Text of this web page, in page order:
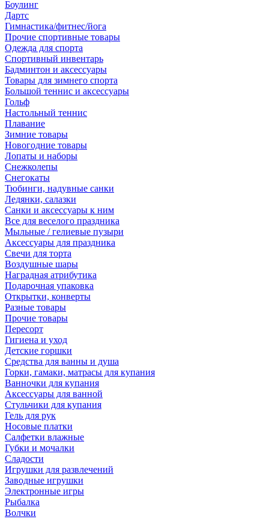
Боулинг
Дартс
Гимнастика/фитнес/йога
Прочие спортивные товары
Одежда для спорта
Спортивный инвентарь
Бадминтон и аксессуары
Товары для зимнего спорта
Большой теннис и аксессуары
Гольф
Настольный теннис
Плавание
Зимние товары
Новогодние товары
Лопаты и наборы
Снежколепы
Снегокаты
Тюбинги, надувные санки
Ледянки, салазки
Санки и аксессуары к ним
Все для веселого праздника
Мыльные / гелиевые пузыри
Аксессуары для праздника
Свечи для торта
Воздушные шары
Наградная атрибутика
Подарочная упаковка
Открытки, конверты
Разные товары
Прочие товары
Пересорт
Гигиена и уход
Детские горшки
Средства для ванны и душа
Горки, гамаки, матрасы для купания
Ванночки для купания
Аксессуары для ванной
Стульчики для купания
Гель для рук
Носовые платки
Салфетки влажные
Губки и мочалки
Сладости
Игрушки для развлечений
Заводные игрушки
Электронные игры
Рыбалка
Волчки